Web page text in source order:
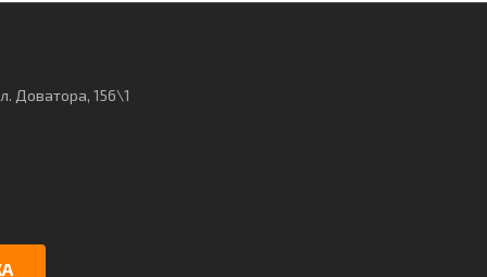
Доватора, 156\1